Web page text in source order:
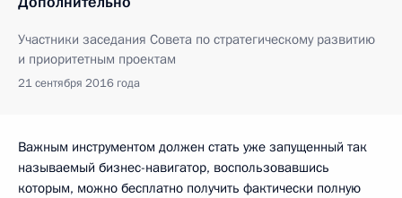
Участники заседания Совета по стратегическому развитию
и приоритетным проектам
21 сентября 2016 года
Важным инструментом должен стать уже запущенный так
называемый бизнес-навигатор, воспользовавшись
которым, можно бесплатно получить фактически полную